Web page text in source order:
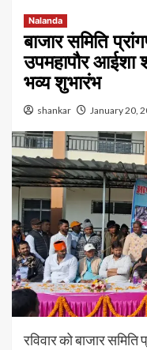
Nalanda
बाजार समिति
उपमहापौर आईशा
भव्य शुभारंभ
shankar January 20,
रविवार को बाजार